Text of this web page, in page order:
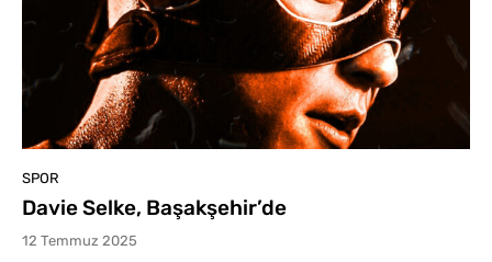
SPOR
Davie Selke, Başakşehir’de
12 Temmuz 2025